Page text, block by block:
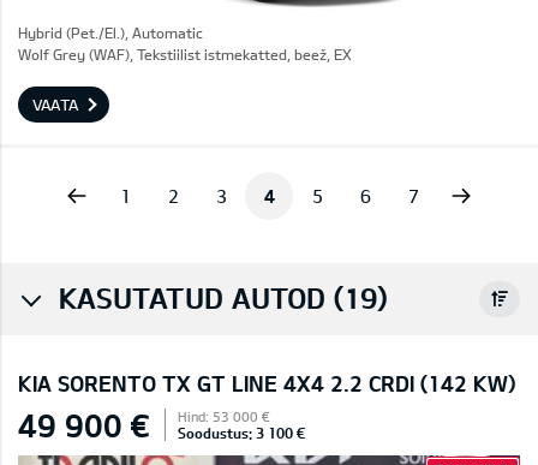
Hybrid (Pet./El.), Automatic
Wolf Grey (WAF), Tekstiilist istmekatted, beež, EX
VAATA
1 2 3 4 5 6 7
KASUTATUD AUTOD (19)
KIA SORENTO TX GT LINE 4X4 2.2 CRDI (142 KW)
49 900 € Hind: 53 000 €
Soodustus: 3 100 €